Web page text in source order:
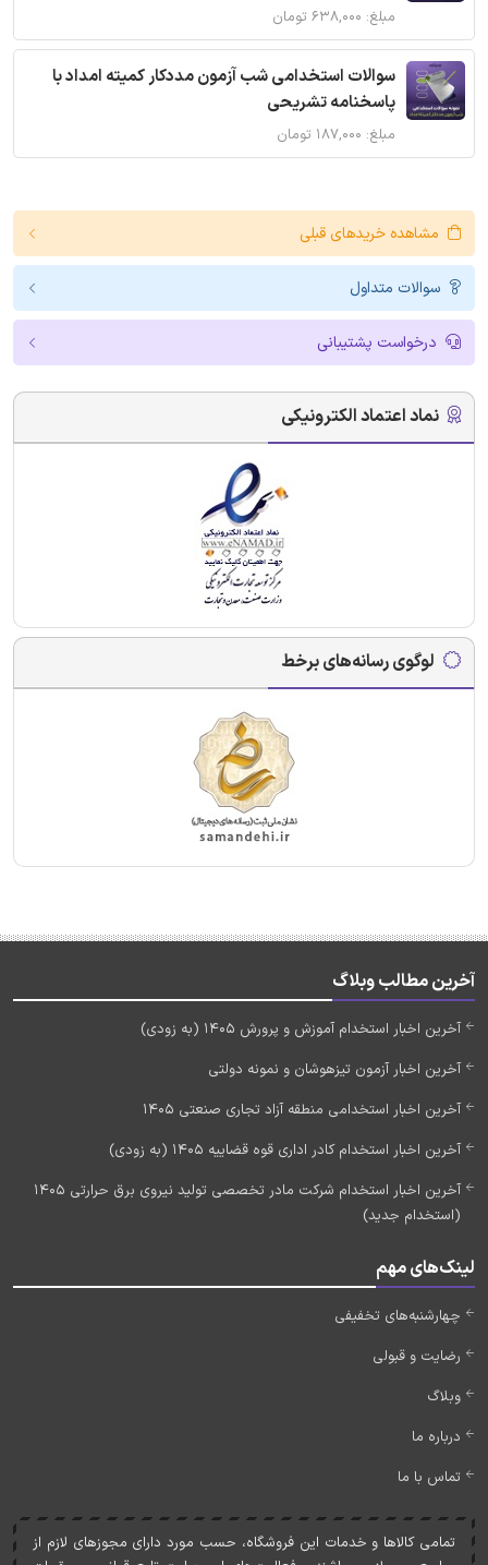
مبلغ: ۶۳۸,۰۰۰ تومان
سوالات استخدامی شب آزمون مددکار کمیته امداد با
پاسخنامه تشریحی
مبلغ: ۱۸۷,۰۰۰ تومان
مشاهده خریدهای قبلی
سوالات متداول
درخواست پشتیبانی
نماد اعتماد الکترونیکی
لوگوی رسانه‌های برخط
آخرین مطالب وبلاگ
آخرین اخبار استخدام آموزش و پرورش 1405 (به زودی)
آخرین اخبار آزمون تیزهوشان و نمونه دولتی
آخرین اخبار استخدامی منطقه آزاد تجاری صنعتی 1405
آخرین اخبار استخدام کادر اداری قوه قضاییه 1405 (به زودی)
آخرین اخبار استخدام شرکت مادر تخصصی تولید نیروی برق حرارتی 1405
(استخدام جدید)
لینک‌های مهم
چهارشنبه‌های تخفیفی
رضایت و قبولی
وبلاگ
درباره ما
تماس با ما
تمامی کالاها و خدمات اين فروشگاه، حسب مورد دارای مجوزهای لازم از